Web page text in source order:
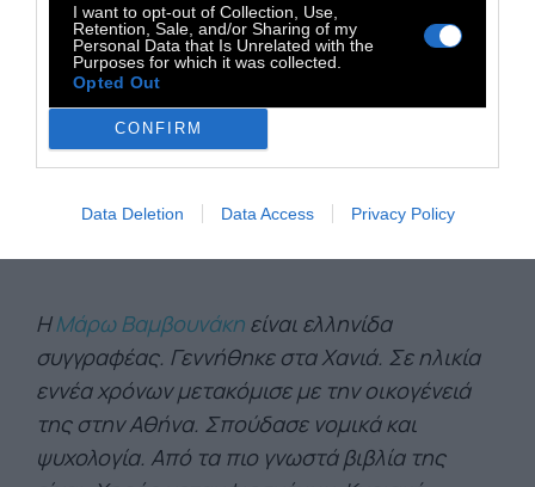
I want to opt-out of Collection, Use,
Retention, Sale, and/or Sharing of my
Personal Data that Is Unrelated with the
Purposes for which it was collected.
Opted Out
CONFIRM
Data Deletion Data Access Privacy Policy
ΗΜάρω Βαμβουνάκη είναι ελληνίδα
συγγραφέας. Γεννήθηκε στα Χανιά. Σε ηλικία
εννέα χρόνων μετακόμισε με την οικογένειά
της στην Αθήνα. Σπούδασε νομικά και
ψυχολογία. Από τα πιο γνωστά βιβλία της